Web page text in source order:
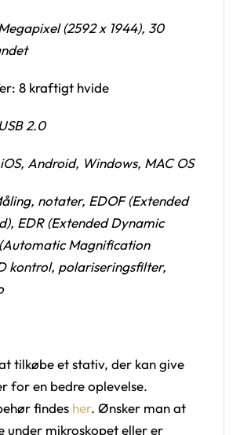
(2592 x 1944), 30
8 kraftigt hvide
2.0
Android, Windows, MAC OS
notater, EDOF (Extended
EDR (Extended Dynamic
Magnification
kontrol, polariseringsfilter,
tilkøbe et stativ, der kan give
for en bedre oplevelse.
findes her. Ønsker man at
under mikroskopet eller er